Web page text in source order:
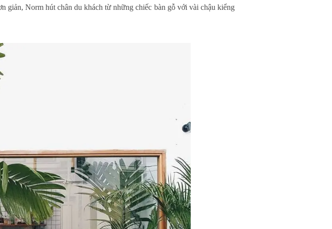
giản, Norm hút chân du khách từ những chiếc bàn gỗ với vài chậu kiểng